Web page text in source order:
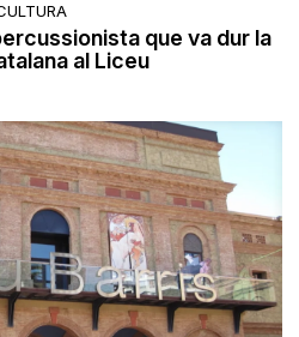
que va dur la
al Liceu